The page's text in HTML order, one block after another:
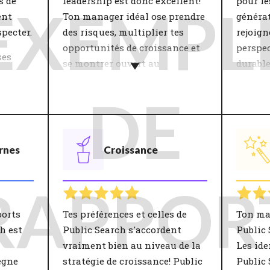
car
Les
du
Ton manager idéal ose prendre
des risques, multiplier tes
opportunités de croissance et
se montrer ouvert au
influence majeure sur ton
bien-être au travail et ta
productivité. Au sein des
équipes, un leadership
approprié assure implication,
confiance et satisfaction. Le
manager contribue donc
grandement aux objectifs de
l'entreprise. Ce n'est qu'avec
un management adéquat que
prend
au
dans
travail.
est
Croissance
Tes préférences et celles de
Public Search s'accordent
vraiment bien au niveau de la
stratégie de croissance! Public
Ton
Public
Les
Public
DE